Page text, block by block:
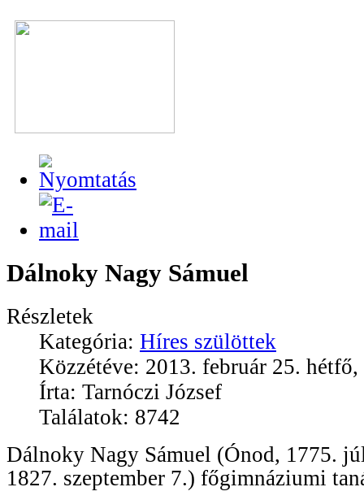
Dálnoky Nagy Sámuel
Részletek
Kategória: Híres szülöttek
Közzétéve: 2013. február 25.
Írta: Tarnóczi József
Találatok: 8742
Dálnoky Nagy Sámuel (Ónod, 1775.
1827. szeptember 7.) főgimnáziumi